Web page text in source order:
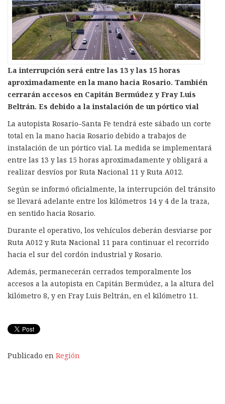
La interrupción será entre las 13 y las 15 horas
aproximadamente en la mano hacia Rosario. También
cerrarán accesos en Capitán Bermúdez y Fray Luis
Beltrán. Es debido a la instalación de un pórtico vial
La autopista Rosario–Santa Fe tendrá este sábado un corte
total en la mano hacia Rosario debido a trabajos de
instalación de un pórtico vial. La medida se implementará
entre las 13 y las 15 horas aproximadamente y obligará a
realizar desvíos por Ruta Nacional 11 y Ruta A012.
Según se informó oficialmente, la interrupción del tránsito
se llevará adelante entre los kilómetros 14 y 4 de la traza,
en sentido hacia Rosario.
Durante el operativo, los vehículos deberán desviarse por
Ruta A012 y Ruta Nacional 11 para continuar el recorrido
hacia el sur del cordón industrial y Rosario.
Además, permanecerán cerrados temporalmente los
accesos a la autopista en Capitán Bermúdez, a la altura del
kilómetro 8, y en Fray Luis Beltrán, en el kilómetro 11.
Publicado en Región